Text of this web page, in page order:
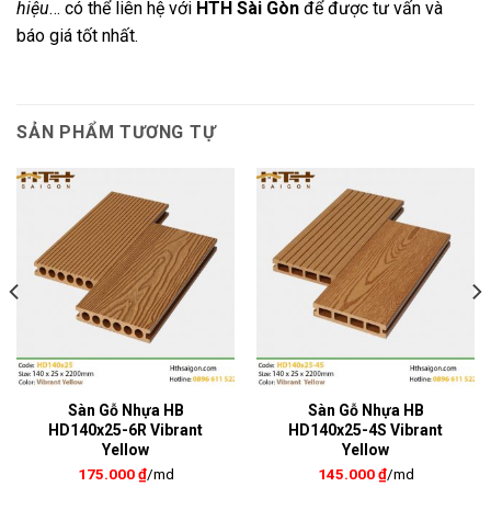
hiệu… có thể liên hệ với HTH Sài Gòn để được tư vấn và
báo giá tốt nhất.
SẢN PHẨM TƯƠNG TỰ
Sàn Gỗ Nhựa HB
HD140x25-6R Vibrant
Yellow
175.000₫/md
Sàn Gỗ Nhựa HB
HD140x25-4S Vibrant
Yellow
145.000₫/md